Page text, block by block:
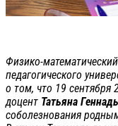
Физико-
педагогического
о том, что 19 сентября
доцент Татьяна
соболезнования